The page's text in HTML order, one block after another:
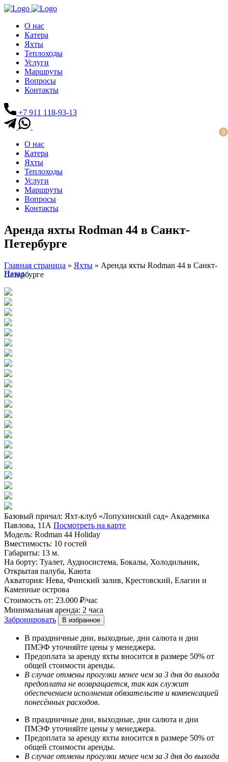
О нас
Катера
Яхты
Теплоходы
Услуги
Маршруты
Вопросы
Контакты
+7 911 118-93-13
0
О нас
Катера
Яхты
Теплоходы
Услуги
Маршруты
Вопросы
Контакты
Аренда яхты Rodman 44 в Санкт-
Петербурге
Главная страница » Яхты » Аренда яхты Rodman 44 в Санкт-
Петербурге
Назад
Базовый причал: Яхт-клуб «Лопухинский сад» Академика
Павлова, 11А Посмотреть на карте
Модель: Rodman 44 Holiday
Вместимость: 10 гостей
Габариты: 13 м.
На борту: Туалет, Аудиосистема, Бокалы, Холодильник,
Открытая палуба, Каюта
Акватория: Нева, Финский залив, Крестовский, Елагин и
Каменные острова
Стоимость от: 23.000 ₽/час
Минимальная аренда: 2 часа
Забронировать
В избранное
В праздничные дни, выходные, дни салюта и дни
ПМЭФ уточняйте цены у менеджера.
Предоплата за аренду яхты вносится в размере 50% от
общей стоимости аренды.
В случае отмены прогулки менее чем за 3 дня до выхода
предоплата не возвращается, так как служит
обеспечением исполнения обязательств и компенсацией
понесённых расходов.
В праздничные дни, выходные, дни салюта и дни
ПМЭФ уточняйте цены у менеджера.
Предоплата за аренду яхты вносится в размере 50% от
общей стоимости аренды.
В случае отмены прогулки менее чем за 3 дня до выхода